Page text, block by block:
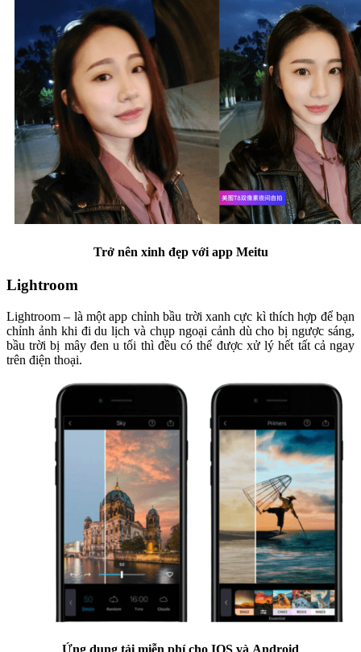
Trở nên xinh đẹp với app Meitu
Lightroom
Lightroom – là một app chỉnh bầu trời xanh cực kì thích hợp để bạn
chỉnh ảnh khi đi du lịch và chụp ngoại cảnh dù cho bị ngược sáng,
bầu trời bị mây đen u tối thì đều có thể được xử lý hết tất cả ngay
trên điện thoại.
Ứng dụng tải miễn phí cho IOS và Android